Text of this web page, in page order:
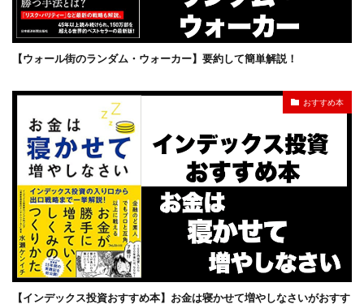
【ウォール街のランダム・ウォーカー】要約して簡単解説！
おすすめ本
【インデックス投資おすすめ本】お金は寝かせて増やしなさいがおすす